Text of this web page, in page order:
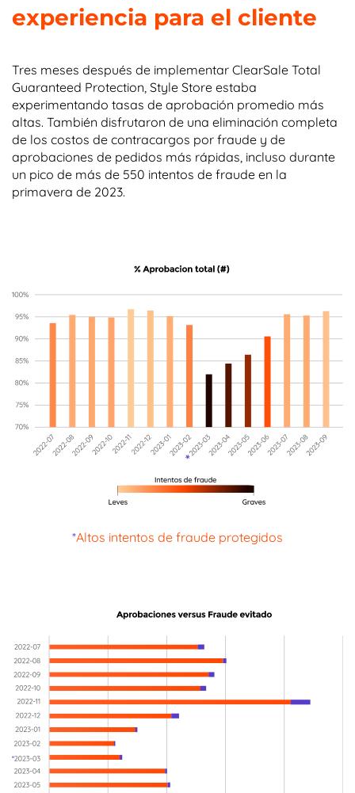
experiencia para el cliente
Tres meses después de implementar ClearSale Total
Guaranteed Protection, Style Store estaba
experimentando tasas de aprobación promedio más
altas. También disfrutaron de una eliminación completa
de los costos de contracargos por fraude y de
aprobaciones de pedidos más rápidas, incluso durante
un pico de más de 550 intentos de fraude en la
primavera de 2023.
*Altos intentos de fraude protegidos